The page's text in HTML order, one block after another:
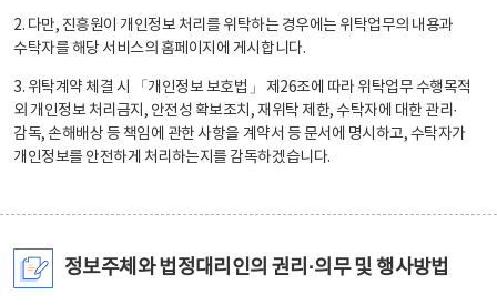
2. 다만, 진흥원이 개인정보 처리를 위탁하는 경우에는 위탁업무의 내용과
수탁자를 해당 서비스의 홈페이지에 게시합니다.
3. 위탁계약 체결 시 「개인정보 보호법」 제26조에 따라 위탁업무 수행목적
외 개인정보 처리금지, 안전성 확보조치, 재위탁 제한, 수탁자에 대한 관리·
감독, 손해배상 등 책임에 관한 사항을 계약서 등 문서에 명시하고, 수탁자가
개인정보를 안전하게 처리하는지를 감독하겠습니다.
정보주체와 법정대리인의 권리·의무 및 행사방법